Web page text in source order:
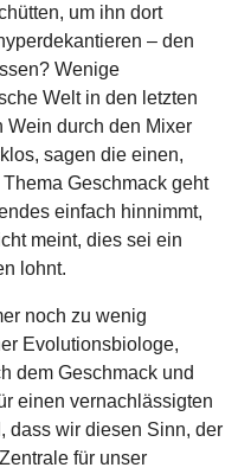
um ihn dort
– den
Wenige
Welt in den letzten
Wein durch den Mixer
sagen die einen,
Geschmack geht
einfach hinnimmt,
meint, dies sei ein
lohnt.
noch zu wenig
Evolutionsbiologe,
dem Geschmack und
einen vernachlässigten
dass wir diesen Sinn, der
für unser